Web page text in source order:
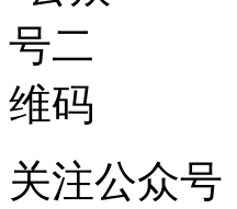
关注公众号